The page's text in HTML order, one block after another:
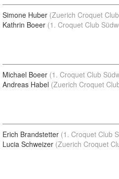
Simone Huber (Zuerich Croquet
Kathrin Boeer (1. Croquet Club
Michael Boeer (1. Croquet Club
Andreas Habel (Zuerich Croquet
Erich Brandstetter (1. Croquet Club
Lucia Schweizer (Zuerich Croquet